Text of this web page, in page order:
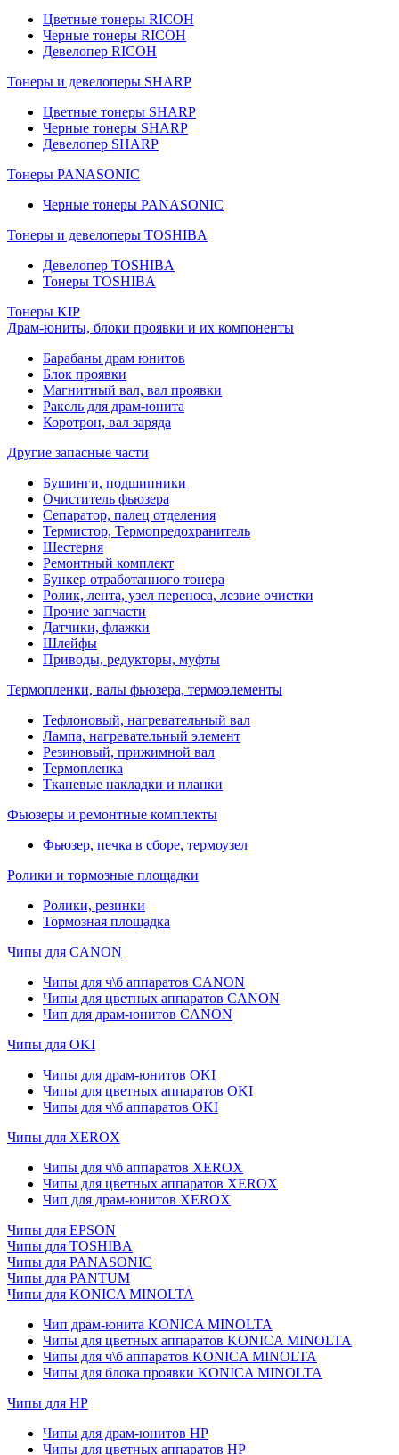
Цветные тонеры RICOH
Черные тонеры RICOH
Девелопер RICOH
Тонеры и девелоперы SHARP
Цветные тонеры SHARP
Черные тонеры SHARP
Девелопер SHARP
Тонеры PANASONIC
Черные тонеры PANASONIC
Тонеры и девелоперы TOSHIBA
Девелопер TOSHIBA
Тонеры TOSHIBA
Тонеры KIP
Драм-юниты, блоки проявки и их компоненты
Барабаны драм юнитов
Блок проявки
Магнитный вал, вал проявки
Ракель для драм-юнита
Коротрон, вал заряда
Другие запасные части
Бушинги, подшипники
Очиститель фьюзера
Сепаратор, палец отделения
Термистор, Термопредохранитель
Шестерня
Ремонтный комплект
Бункер отработанного тонера
Ролик, лента, узел переноса, лезвие очистки
Прочие запчасти
Датчики, флажки
Шлейфы
Приводы, редукторы, муфты
Термопленки, валы фьюзера, термоэлементы
Тефлоновый, нагревательный вал
Лампа, нагревательный элемент
Резиновый, прижимной вал
Термопленка
Тканевые накладки и планки
Фьюзеры и ремонтные комплекты
Фьюзер, печка в сборе, термоузел
Ролики и тормозные площадки
Ролики, резинки
Тормозная площадка
Чипы для CANON
Чипы для ч\б аппаратов CANON
Чипы для цветных аппаратов CANON
Чип для драм-юнитов CANON
Чипы для OKI
Чипы для драм-юнитов OKI
Чипы для цветных аппаратов OKI
Чипы для ч\б аппаратов OKI
Чипы для XEROX
Чипы для ч\б аппаратов XEROX
Чипы для цветных аппаратов XEROX
Чип для драм-юнитов XEROX
Чипы для EPSON
Чипы для TOSHIBA
Чипы для PANASONIC
Чипы для PANTUM
Чипы для KONICA MINOLTA
Чип драм-юнита KONICA MINOLTA
Чипы для цветных аппаратов KONICA MINOLTA
Чипы для ч\б аппаратов KONICA MINOLTA
Чипы для блока проявки KONICA MINOLTA
Чипы для HP
Чипы для драм-юнитов HP
Чипы для цветных аппаратов HP